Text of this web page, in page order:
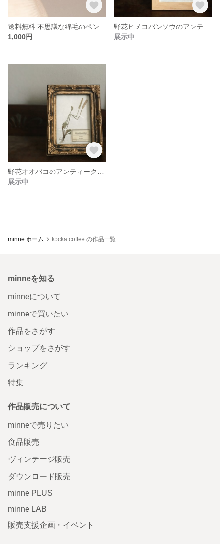
1,000円
展示中
展示中
minne ホーム kocka coffee の作品一覧
minneを知る
minneについて
minneで買いたい
作品をさがす
ショップをさがす
ランキング
特集
作品販売について
minneで売りたい
食品販売
ヴィンテージ販売
ダウンロード販売
minne PLUS
minne LAB
販売支援企画・イベント